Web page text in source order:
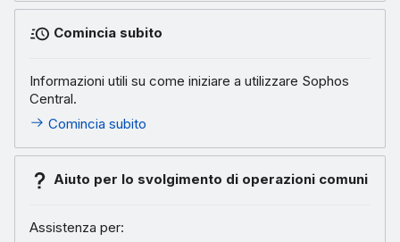
Comincia subito
Informazioni utili su come iniziare a utilizzare Sophos
Central.
Comincia subito
Aiuto per lo svolgimento di operazioni comuni
Assistenza per: